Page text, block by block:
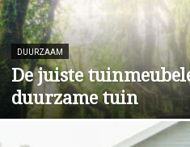
DUURZAAM
De juiste
duurzame tuin